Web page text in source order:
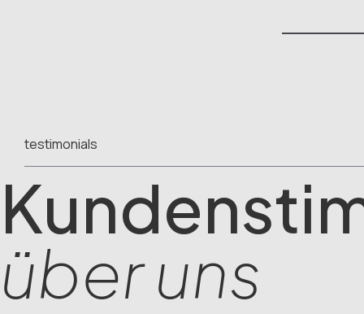
testimonials
über uns